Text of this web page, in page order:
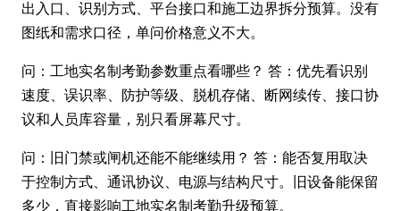
出入口、识别方式、平台接口和施工边界拆分预算。没有
图纸和需求口径，单问价格意义不大。
问：工地实名制考勤参数重点看哪些？ 答：优先看识别
速度、误识率、防护等级、脱机存储、断网续传、接口协
议和人员库容量，别只看屏幕尺寸。
问：旧门禁或闸机还能不能继续用？ 答：能否复用取决
于控制方式、通讯协议、电源与结构尺寸。旧设备能保留
多少，直接影响工地实名制考勤升级预算。